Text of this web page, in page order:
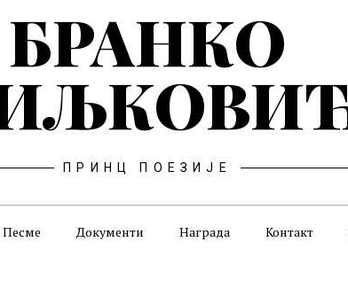
БРАНКО
ПРИНЦ ПОЕЗИЈЕ
Песме Документи Награда Контакт